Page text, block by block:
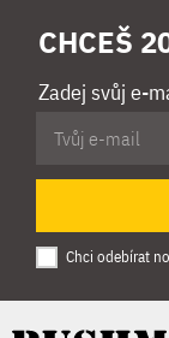
CHCEŠ
Zadej svůj e-
Chci odebírat